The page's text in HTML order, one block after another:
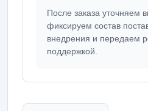
После заказа уточняем
фиксируем состав
внедрения и передаем
поддержкой.